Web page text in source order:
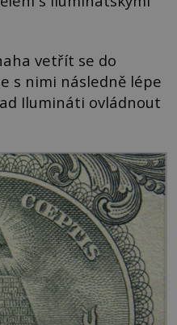
vetřít se do
s nimi následně lépe
Ilumináti ovládnout